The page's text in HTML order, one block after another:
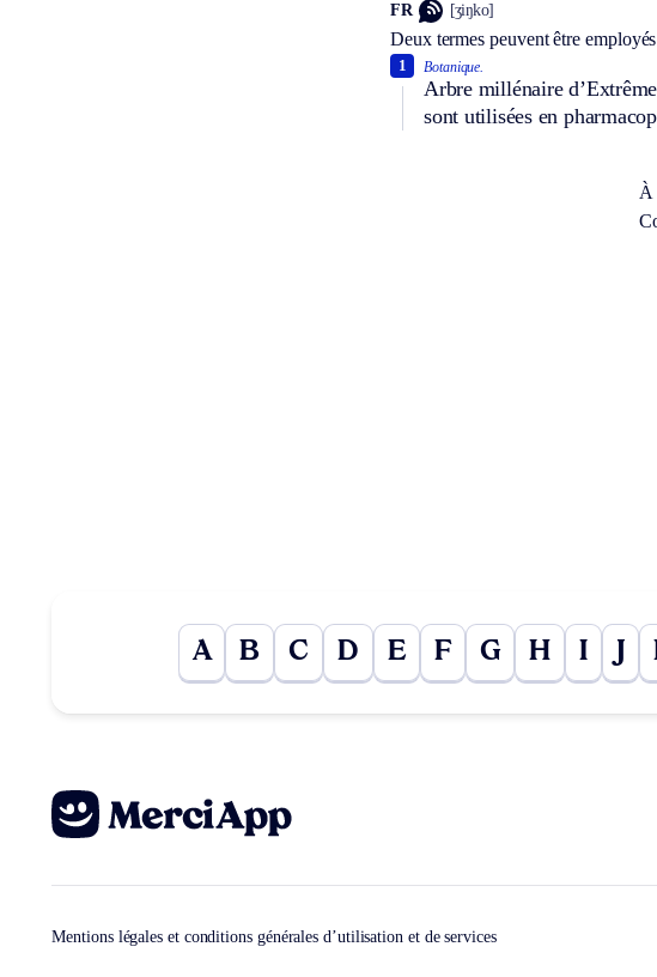
FR [ʒiŋko]
Deux termes peuvent être
Botanique.
Arbre millénaire
sont utilisées en
1
À
A B C D E F G H I J
Mentions légales et conditions générales d’utilisation et de services